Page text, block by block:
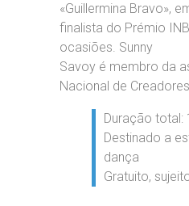
«Guillermina Bravo»,
finalista do Prémio
ocasiões. Sunny
Savoy é membro da
Nacional de
Duração total:
Destinado a
dança
Gratuito,